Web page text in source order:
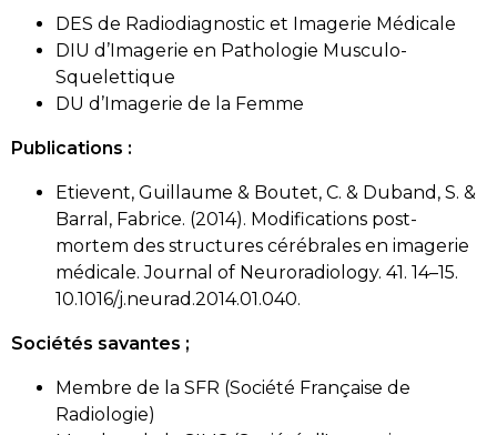
DES de Radiodiagnostic et Imagerie Médicale
DIU d’Imagerie en Pathologie Musculo-
Squelettique
DU d’Imagerie de la Femme
Publications :
Etievent, Guillaume & Boutet, C. & Duband, S. &
Barral, Fabrice. (2014). Modifications post-
mortem des structures cérébrales en imagerie
médicale. Journal of Neuroradiology. 41. 14–15.
10.1016/j.neurad.2014.01.040.
Sociétés savantes ;
Membre de la SFR (Société Française de
Radiologie)